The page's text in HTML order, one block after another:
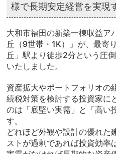
様で長期安定経営を実現
大和市福田の新築一棟収益ア
丘（9世帯・1K）」が、最寄
丘」駅より徒歩2分という圧
いたしました。
資産拡大やポートフォリオの
続税対策を検討する投資家に
のは「底堅い実需」と「高い
す。
どれほど外観や設計の優れた
ストが過剰であれば投資効率